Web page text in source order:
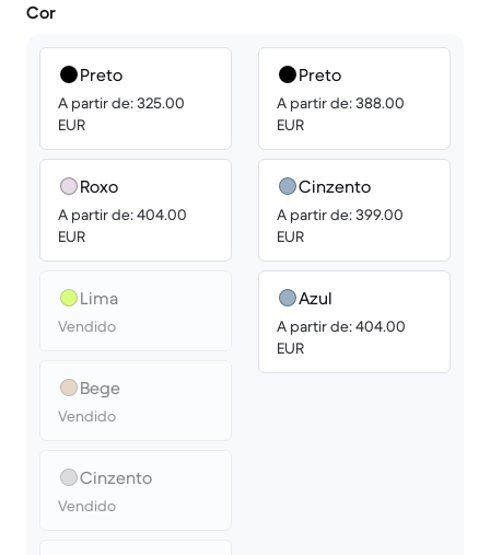
Cor
Preto
A partir de: 325.00
EUR
Roxo
A partir de: 404.00
EUR
Lima
Vendido
Bege
Vendido
Cinzento
Vendido
Preto
A partir de: 388.00
EUR
Cinzento
A partir de: 399.00
EUR
Azul
A partir de: 404.00
EUR